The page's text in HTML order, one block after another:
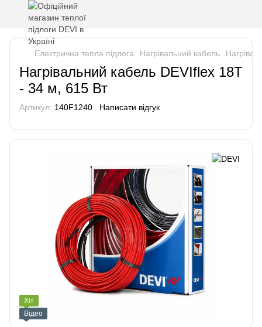
Електрична тепла підлога Нагрівальний кабель
Нагрівальний кабель DEVIflex 18T
- 34 м, 615 Вт
Артикул: 140F1240 Написати відгук
Хіт
Відео